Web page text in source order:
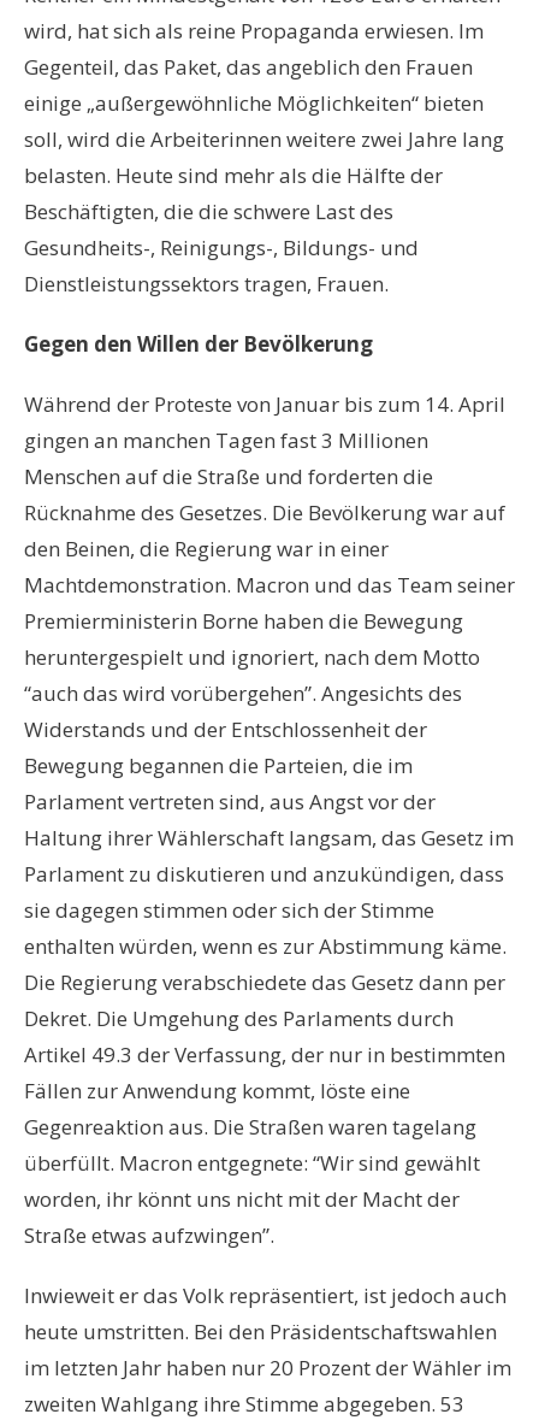
wird, hat sich als reine Propaganda erwiesen. Im
Gegenteil, das Paket, das angeblich den Frauen
einige „außergewöhnliche Möglichkeiten“ bieten
soll, wird die Arbeiterinnen weitere zwei Jahre lang
belasten. Heute sind mehr als die Hälfte der
Beschäftigten, die die schwere Last des
Gesundheits-, Reinigungs-, Bildungs- und
Dienstleistungssektors tragen, Frauen.
Gegen den Willen der Bevölkerung
Während der Proteste von Januar bis zum 14. April
gingen an manchen Tagen fast 3 Millionen
Menschen auf die Straße und forderten die
Rücknahme des Gesetzes. Die Bevölkerung war auf
den Beinen, die Regierung war in einer
Machtdemonstration. Macron und das Team seiner
Premierministerin Borne haben die Bewegung
heruntergespielt und ignoriert, nach dem Motto
“auch das wird vorübergehen”. Angesichts des
Widerstands und der Entschlossenheit der
Bewegung begannen die Parteien, die im
Parlament vertreten sind, aus Angst vor der
Haltung ihrer Wählerschaft langsam, das Gesetz im
Parlament zu diskutieren und anzukündigen, dass
sie dagegen stimmen oder sich der Stimme
enthalten würden, wenn es zur Abstimmung käme.
Die Regierung verabschiedete das Gesetz dann per
Dekret. Die Umgehung des Parlaments durch
Artikel 49.3 der Verfassung, der nur in bestimmten
Fällen zur Anwendung kommt, löste eine
Gegenreaktion aus. Die Straßen waren tagelang
überfüllt. Macron entgegnete: “Wir sind gewählt
worden, ihr könnt uns nicht mit der Macht der
Straße etwas aufzwingen”.
Inwieweit er das Volk repräsentiert, ist jedoch auch
heute umstritten. Bei den Präsidentschaftswahlen
im letzten Jahr haben nur 20 Prozent der Wähler im
zweiten Wahlgang ihre Stimme abgegeben. 53